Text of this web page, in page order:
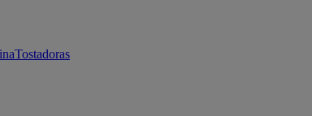
Tostadoras